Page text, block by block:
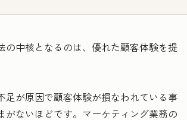
の中核となるのは、優れた顧客体験を提
足が原因で顧客体験が損なわれている事
がないほどです。マーケティング業務の